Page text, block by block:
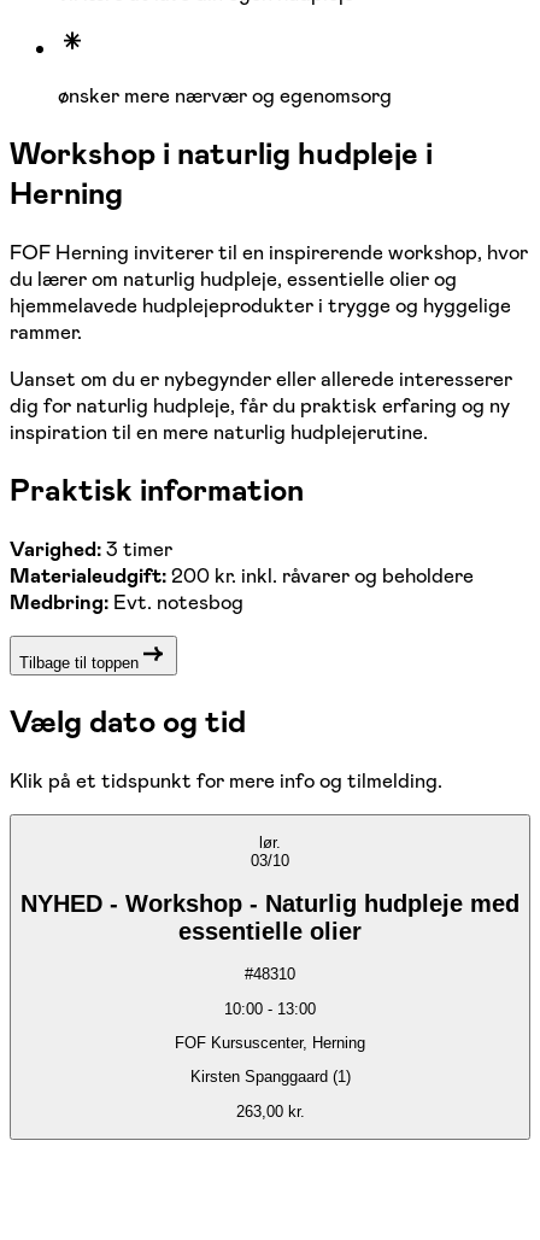
ønsker mere nærvær og egenomsorg
Workshop i naturlig hudpleje i
Herning
FOF Herning inviterer til en inspirerende workshop, hvor
du lærer om naturlig hudpleje, essentielle olier og
hjemmelavede hudplejeprodukter i trygge og hyggelige
rammer.
Uanset om du er nybegynder eller allerede interesserer
dig for naturlig hudpleje, får du praktisk erfaring og ny
inspiration til en mere naturlig hudplejerutine.
Praktisk information
Varighed:3 timer
Materialeudgift:200 kr. inkl. råvarer og beholdere
Medbring: Evt. notesbog
Tilbage til toppen
Vælg dato og tid
Klik på et tidspunkt for mere info og tilmelding.
lør.
03/10
NYHED - Workshop - Naturlig hudpleje med
essentielle olier
#48310
10:00 - 13:00
FOF Kursuscenter, Herning
Kirsten Spanggaard (1)
263,00 kr.